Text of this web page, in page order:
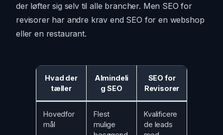
der løfter sig selv til alle brancher. Men SEO for
revisorer har andre krav end SEO for en webshop
eller en restaurant.
Hvad der
tæller
Almindeli
g SEO
SEO for
Revisorer
Hovedfor
mål
Flest
mulige
Kvalificere
de leads